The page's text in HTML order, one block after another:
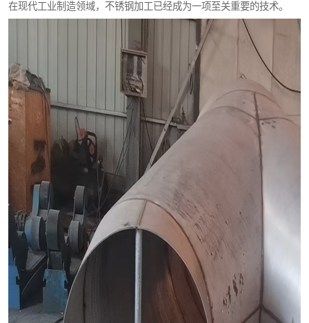
在现代工业制造领域，不锈钢加工已经成为一项至关重要的技术。
不锈钢扁钢